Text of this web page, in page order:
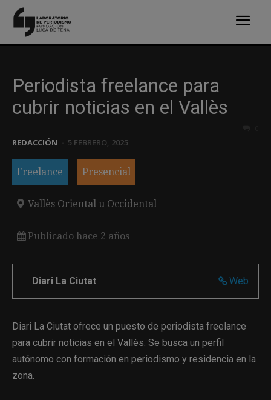
Periodista freelance para
cubrir noticias en el Vallès
REDACCIÓN 5 FEBRERO, 2025
Freelance Presencial
Vallès Oriental u Occidental
Publicado hace 2 años
Web
Diari La Ciutat
Diari La Ciutat ofrece un puesto de periodista freelance
para cubrir noticias en el Vallès. Se busca un perfil
autónomo con formación en periodismo y residencia en la
zona.